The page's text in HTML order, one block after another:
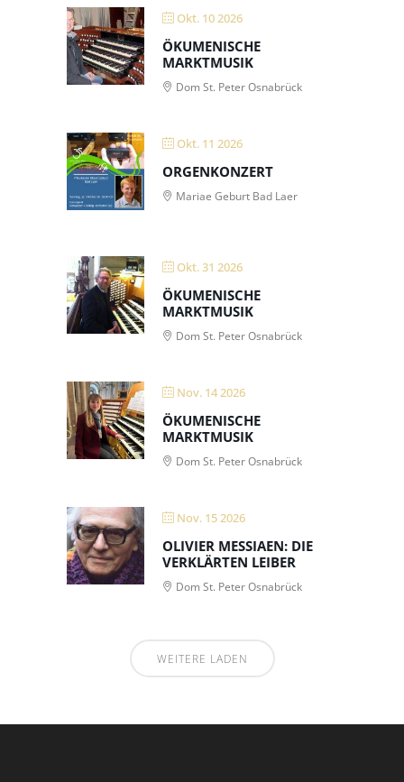
Okt. 10 2026
ÖKUMENISCHE
MARKTMUSIK
Dom St. Peter Osnabrück
Okt. 11 2026
ORGENKONZERT
Mariae Geburt Bad Laer
Okt. 31 2026
ÖKUMENISCHE
MARKTMUSIK
Dom St. Peter Osnabrück
Nov. 14 2026
ÖKUMENISCHE
MARKTMUSIK
Dom St. Peter Osnabrück
Nov. 15 2026
OLIVIER MESSIAEN: DIE
VERKLÄRTEN LEIBER
Dom St. Peter Osnabrück
WEITERE LADEN